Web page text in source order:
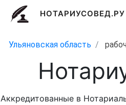
НОТАРИУСОВЕД.РУ
Ульяновская область
Аккредитованные в